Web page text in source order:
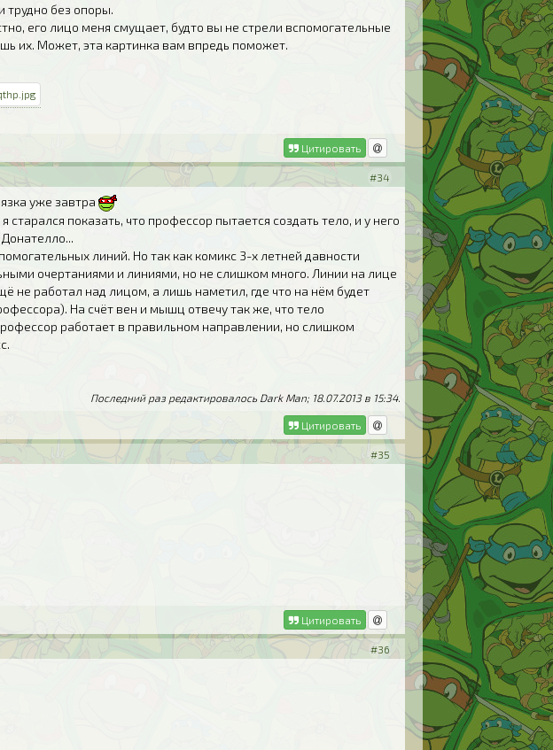
трудно без опоры.
его лицо меня смущает, будто вы не стрели вспомогательные
их. Может, эта картинка вам впредь поможет.
Цитировать
#34
уже завтра
показать, что профессор пытается создать тело, и у него
линий. Но так как комикс 3-х летней давности
очертаниями и линиями, но не слишком много. Линии на лице
не работал над лицом, а лишь наметил, где что на нём будет
На счёт вен и мышц отвечу так же, что тело
работает в правильном направлении, но слишком
Последний раз редактировалось Dark Man; 18.07.2013 в 15:34.
Цитировать
#35
Цитировать
#36